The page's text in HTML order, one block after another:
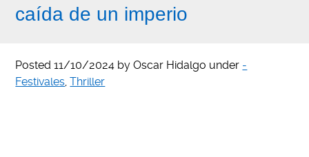
caída de un imperio
Posted11/10/2024 byOscar Hidalgo under -
Festivales,Thriller